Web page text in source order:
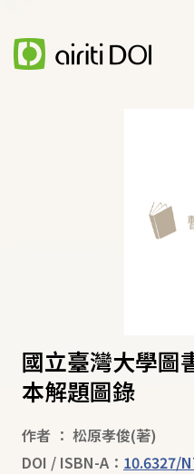
國立臺灣大學圖
本解題圖錄
作者 ： 松原孝俊(著)
DOI / ISBN-A： 10.6327/